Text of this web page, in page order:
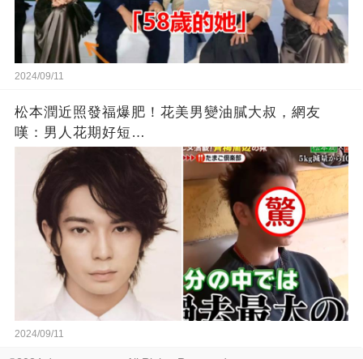
2024/09/11
松本潤近照發福爆肥！花美男變油膩大叔，網友
嘆：男人花期好短…
2024/09/11